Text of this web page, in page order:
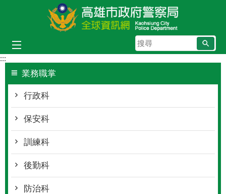
跳到主要內容區塊
搜
尋
:::
業務職掌
行政科
保安科
訓練科
後勤科
防治科